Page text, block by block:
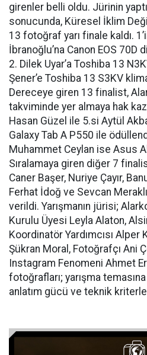
girenler belli oldu. Jürinin
sonucunda, Küresel İklim
13 fotoğraf yarı finale kaldı.
İbranoğlu’na Canon EOS
2. Dilek Uyar’a Toshiba 13
Şener’e Toshiba 13 S3KV
Dereceye giren 13 finalist,
takviminde yer almaya hak
Hasan Güzel ile 5.si Aytül
Galaxy Tab A P550 ile
Muhammet Ceylan ise Asus
Sıralamaya giren diğer 7
Caner Başer, Nuriye Çayır,
Ferhat İdoğ ve Sevcan
verildi. Yarışmanın jürisi;
Kurulu Üyesi Leyla Alaton,
Koordinatör Yardımcısı Alper
Şükran Moral, Fotoğrafçı Ani
Instagram Fenomeni Ahmet
fotoğrafları; yarışma temasına
anlatım gücü ve teknik